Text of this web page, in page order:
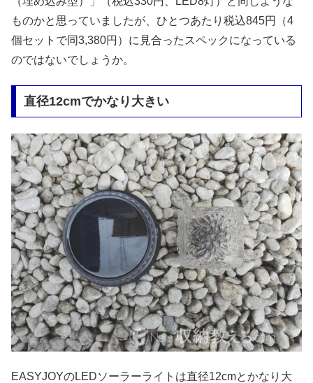
ものかと思っていましたが、ひとつあたり税込845円（4
個セットで同3,380円）に見合ったスペックになっている
のではないでしょうか。
直径12cmでかなり大きい
EASYJOYのLEDソーラーライトは直径12cmとかなり大